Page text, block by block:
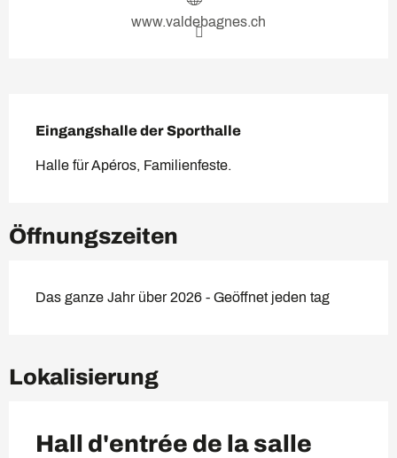
www.valdebagnes.ch
Eingangshalle der Sporthalle
Halle für Apéros, Familienfeste.
Öffnungszeiten
Das ganze Jahr über 2026 - Geöffnet jeden tag
Lokalisierung
Hall d'entrée de la salle